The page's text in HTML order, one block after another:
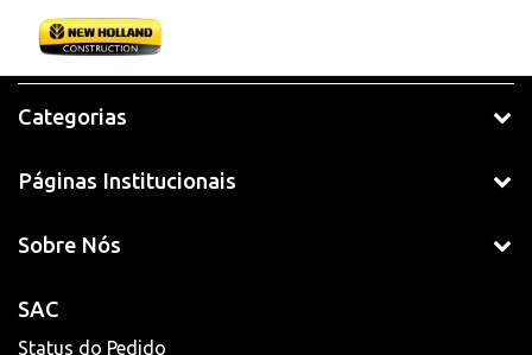
Categorias
Páginas Institucionais
Sobre Nós
SAC
Status do Pedido